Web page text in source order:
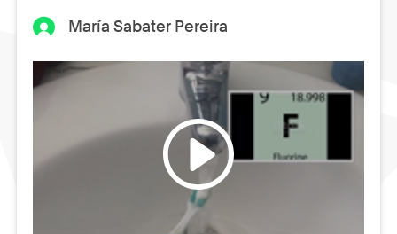
María Sabater Pereira